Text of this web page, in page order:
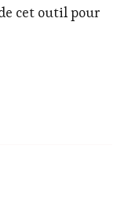
cet outil pour